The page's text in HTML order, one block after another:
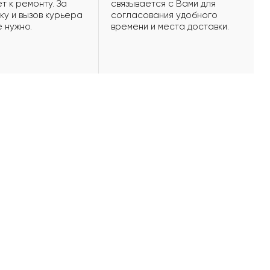
к ремонту. За
и вызов курьера
нужно.
связывается с Вами для
согласования удобного
времени и места доставки.